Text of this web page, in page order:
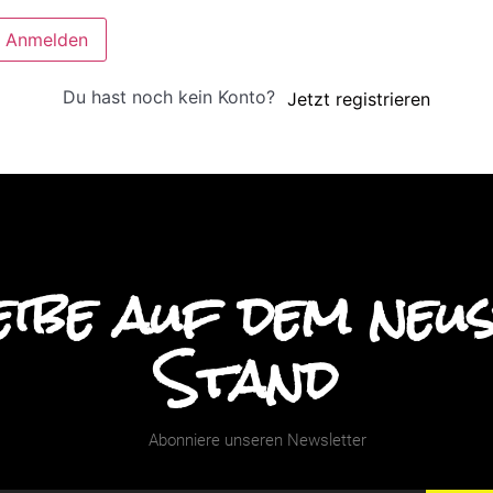
Anmelden
Du hast noch kein Konto? Jetzt registrieren
auf dem
Stand
Abonniere unseren Newsletter